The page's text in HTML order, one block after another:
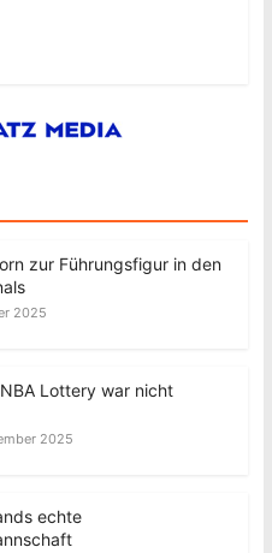
zur Führungsfigur in den
2025
Lottery war nicht
2025
echte